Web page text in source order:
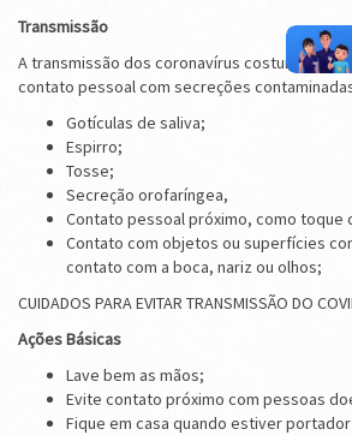
Transmissão
A transmissão dos coronavírus costuma
contato pessoal com secreções
Gotículas de saliva;
Espirro;
Tosse;
Secreção orofaríngea,
Contato pessoal próximo, como toque
Contato com objetos ou superfícies
contato com a boca, nariz ou olhos;
CUIDADOS PARA EVITAR TRANSMISSÃO DO
Ações Básicas
Lave bem as mãos;
Evite contato próximo com pessoas
Fique em casa quando estiver